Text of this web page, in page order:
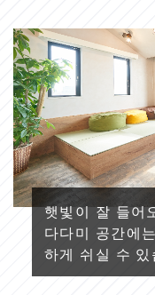
햇빛이 잘 들어
다다미 공간에
하게 쉬실 수 있